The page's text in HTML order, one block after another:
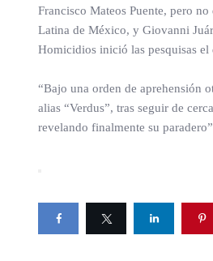
Francisco Mateos Puente, pero
Latina de México, y Giovanni
Homicidios inició las pesquisas
“Bajo una orden de aprehensión
alias “Verdus”, tras seguir de
revelando finalmente su